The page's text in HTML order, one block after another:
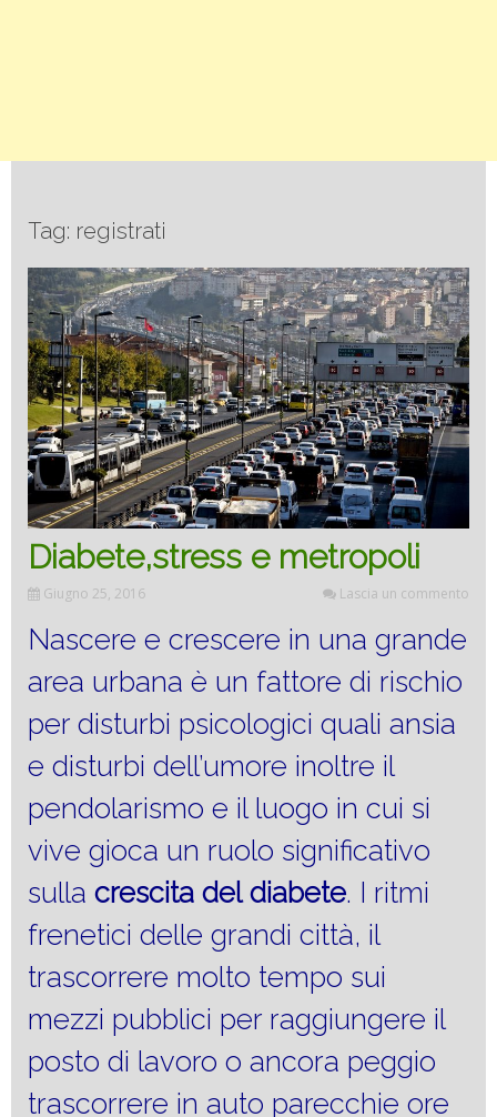
Tag: registrati
Diabete,stress e metropoli
Giugno 25, 2016 Lascia un commento
Nascere e crescere in una grande
area urbana è un fattore di rischio
per disturbi psicologici quali ansia
e disturbi dell’umore inoltre il
pendolarismo e il luogo in cui si
vive gioca un ruolo significativo
sulla crescita del diabete. I ritmi
frenetici delle grandi città, il
trascorrere molto tempo sui
mezzi pubblici per raggiungere il
posto di lavoro o ancora peggio
trascorrere in auto parecchie ore